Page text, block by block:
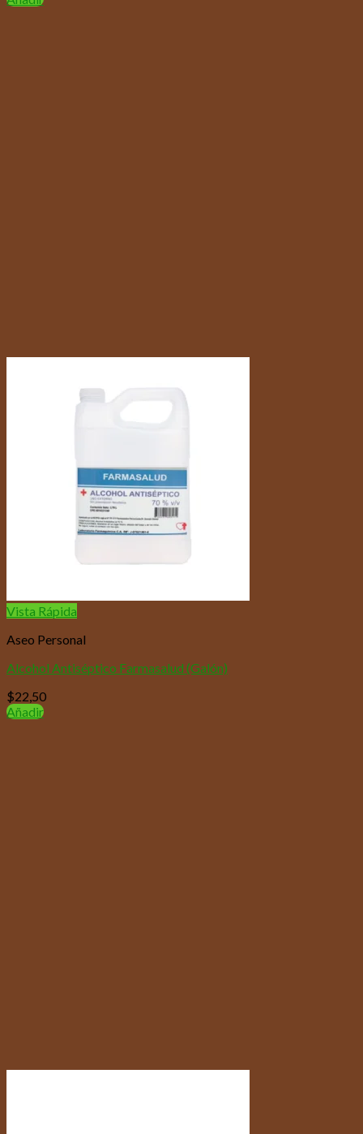
Vista Rápida
Aseo Personal
Alcohol Antiséptico Farmasalud (Galón)
$22,50
Añadir